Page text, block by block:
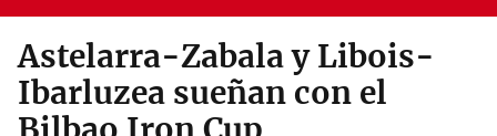
Astelarra-Zabala y Libois-
Ibarluzea sueñan con el